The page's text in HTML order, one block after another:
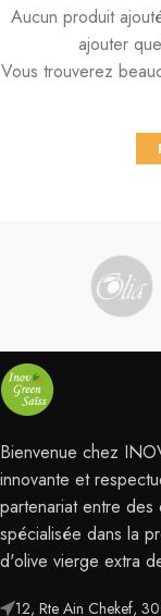
Aucun produit
ajouter
Vous trouverez
Bienvenue chez
innovante et
partenariat entre
spécialisée dans la
d'olive vierge extra
12, Rte Ain Chekef,